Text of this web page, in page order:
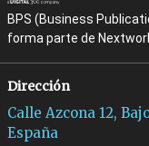
BPS (Business
forma parte de
Dirección
Calle Azcona 12,
España